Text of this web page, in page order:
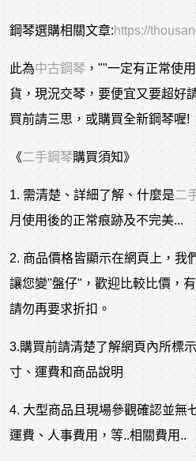
鋼琴選購相關文章:https://
此為中古鋼琴 ，""一定有正常使
貨，現況交琴，要便宜又要超好
買前請三思，或購買全新鋼琴喔!
《二手鋼琴購買須知》
1. 需清楚、詳細了解、什麼是二
月使用後的正常痕跡及不完美...
2. 商品價格皆顯示在網頁上，我
讓您變"盤仔"，歡迎比較比價，
請勿再要求折扣。
3.購買前請清楚了解網頁內所標
寸、運費和商品說明
4. 大型商品且現場參觀確認並無
運費、人事費用，等..相關費用..